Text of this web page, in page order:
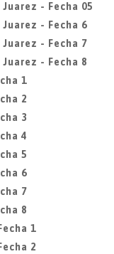
- Fecha 05
- Fecha 6
- Fecha 7
- Fecha 8
1
2
3
4
5
6
7
8
1
2